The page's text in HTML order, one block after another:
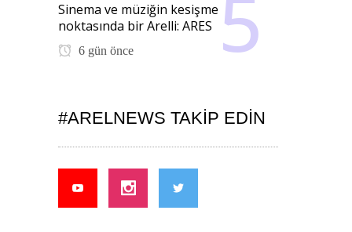
Sinema ve müziğin kesişme
noktasında bir Arelli: ARES
6 gün önce
#ARELNEWS TAKIP EDIN